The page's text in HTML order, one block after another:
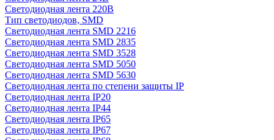
Светодиодная лента 220В
Тип светодиодов, SMD
Cветодиодная лента SMD 2216
Светодиодная лента SMD 2835
Светодиодная лента SMD 3528
Светодиодная лента SMD 5050
Светодиодная лента SMD 5630
Светодиодная лента по степени защиты IP
Светодиодная лента IP20
Светодиодная лента IP44
Светодиодная лента IP65
Светодиодная лента IP67